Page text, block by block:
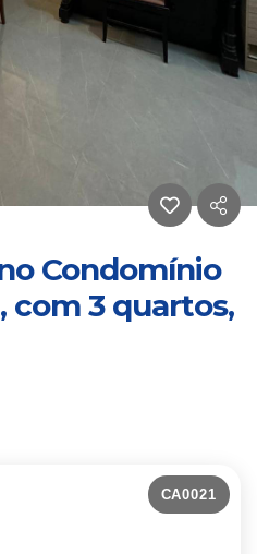
Condomínio
com 3 quartos,
CA0021